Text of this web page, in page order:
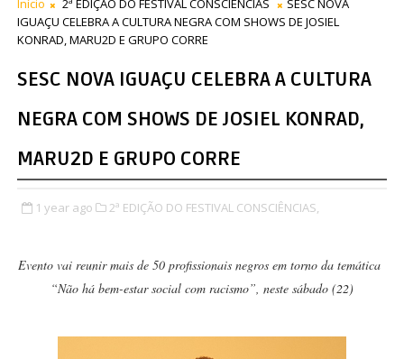
Início 2ª EDIÇÃO DO FESTIVAL CONSCIÊNCIAS
SESC NOVA
IGUAÇU CELEBRA A CULTURA NEGRA COM SHOWS DE JOSIEL
KONRAD, MARU2D E GRUPO CORRE
SESC NOVA IGUAÇU CELEBRA A CULTURA
NEGRA COM SHOWS DE JOSIEL KONRAD,
MARU2D E GRUPO CORRE
1 year ago 2ª EDIÇÃO DO FESTIVAL CONSCIÊNCIAS,
Evento vai reunir mais de 50 profissionais negros em torno da temática
“Não há bem-estar social com racismo”, neste sábado (22)